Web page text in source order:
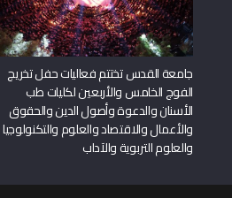
جامعة القدس تختتم فعاليات حفل تخريج
الفوج الخامس والأربعين لكليات طب
الأسنان والدعوة وأصول الدين والحقوق
والأعمال والاقتصاد والعلوم والتكنولوجيا
والعلوم التربوية والآداب